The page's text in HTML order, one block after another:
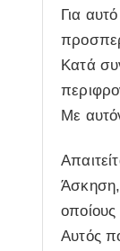
Για
Κατά
Με
Άσκηση,
οποίους
Αυτός